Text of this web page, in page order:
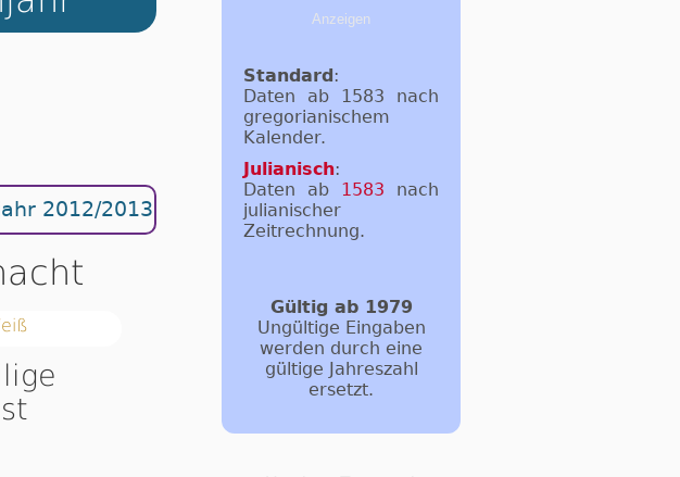
2012/2013
Standard:
Daten ab 1583 nach
gregorianischem
Kalender.
Julianisch:
Daten ab 1583 nach
julianischer
Zeitrechnung.
Gültig ab 1979
Ungültige Eingaben
werden durch eine
gültige Jahreszahl
ersetzt.